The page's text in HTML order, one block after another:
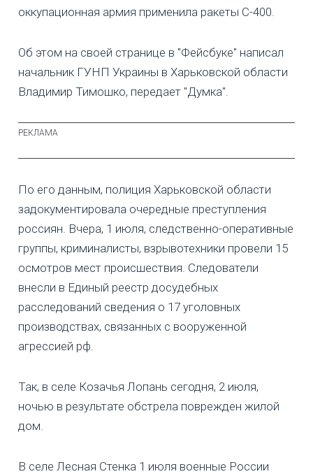
оккупационная армия применила ракеты С-400.
Об этом на своей странице в "Фейсбуке" написал
начальник ГУНП Украины в Харьковской области
Владимир Тимошко, передает "Думка".
По его данным, полиция Харьковской области
задокументировала очередные преступления
россиян. Вчера, 1 июля, следственно-оперативные
группы, криминалисты, взрывотехники провели 15
осмотров мест происшествия. Следователи
внесли в Единый реестр досудебных
расследований сведения о 17 уголовных
производствах, связанных с вооруженной
агрессией рф.
Так, в селе Козачья Лопань сегодня, 2 июля,
ночью в результате обстрела поврежден жилой
дом.
В селе Лесная Стенка 1 июля военные России